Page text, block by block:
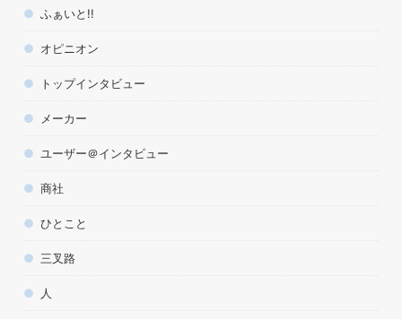
ふぁいと!!
オピニオン
トップインタビュー
メーカー
ユーザー＠インタビュー
商社
ひとこと
三叉路
人